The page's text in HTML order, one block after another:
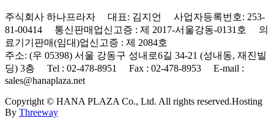
주식회사 하나프라자 대표: 김지언 사업자등록번호: 253-
81-00414 통신판매업신고증 : 제 2017-서울강동-0131호 의
료기기판매(임대)업신고증 : 제 2084호
주소: (우 05398) 서울 강동구 성내로6길 34-21 (성내동, 재진빌
딩) 3층 Tel : 02-478-8951 Fax : 02-478-8953 E-mail :
sales@hanaplaza.net
Copyright © HANA PLAZA Co., Ltd. All rights reserved.Hosting
By Threeway